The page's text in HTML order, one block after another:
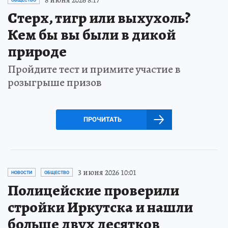
Стерх, тигр или выхухоль?
Кем бы вы были в дикой
природе
Пройдите тест и примите участие в
розыгрыше призов
ПРОЧИТАТЬ
НОВОСТИ ОБЩЕСТВО 3 июня 2026 10:01
Полицейские проверили
стройки Иркутска и нашли
больше двух десятков